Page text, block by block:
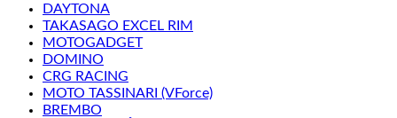
DAYTONA
TAKASAGO EXCEL RIM
MOTOGADGET
DOMINO
CRG RACING
MOTO TASSINARI (VForce)
BREMBO